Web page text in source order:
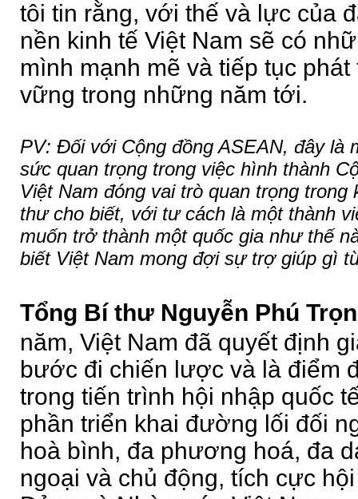
tôi tin rằng, với thế và lực của
nền kinh tế Việt Nam sẽ có
mình mạnh mẽ và tiếp tục
vững trong những năm tới.
PV: Đối với Cộng đồng ASEAN, đây là
sức quan trọng trong việc hình thành
Việt Nam đóng vai trò quan trọng
thư cho biết, với tư cách là một thành
muốn trở thành một quốc gia như thế
biết Việt Nam mong đợi sự trợ giúp gì
Tổng Bí thư Nguyễn Phú
năm, Việt Nam đã quyết định
bước đi chiến lược và là điểm
trong tiến trình hội nhập quốc
phần triển khai đường lối đối
hoà bình, đa phương hoá, đa
ngoại và chủ động, tích cực